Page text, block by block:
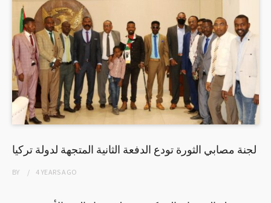
لجنة مصابي الثورة تودع الدفعة الثانية المتجهة لدولة تركيا
BY 4 YEARSAGO